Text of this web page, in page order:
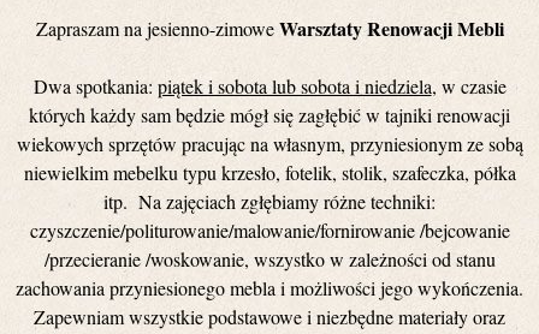
Zapraszam na jesienno-zimoweWarsztaty Renowacji Mebli
Dwa spotkania: piątek i sobota lub sobota i niedziela, w czasie
których każdy sam będzie mógł się zagłębić w tajniki renowacji
wiekowych sprzętów pracując na własnym, przyniesionym ze sobą
niewielkim mebelku typu krzesło, fotelik, stolik, szafeczka, półka
itp. Na zajęciach zgłębiamy różne techniki:
czyszczenie/politurowanie/malowanie/fornirowanie /bejcowanie
/przecieranie /woskowanie, wszystko w zależności od stanu
zachowania przyniesionego mebla i możliwości jego wykończenia.
Zapewniam wszystkie podstawowe i niezbędne materiały oraz